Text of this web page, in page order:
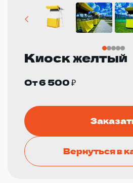
Киоск желтый
От 6 500 ₽
Вернуться в